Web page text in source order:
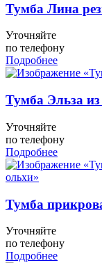
Тумба Лина
Уточняйте
по телефону
Подробнее
Тумба Эльза
Уточняйте
по телефону
Подробнее
Тумба
Уточняйте
по телефону
Подробнее